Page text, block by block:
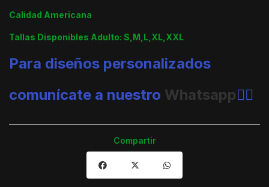
Calidad Americana
Tallas Disponibles Adulto: S,M,L,XL,XXL
Para diseños personalizados
comunícate a nuestro Whatsapp👈🏼
Compartir